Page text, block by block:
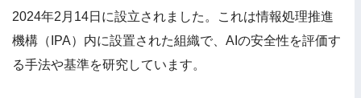
2024年2月14日に設立されました。これは情報処理推進
機構（IPA）内に設置された組織で、AIの安全性を評価す
る手法や基準を研究しています。